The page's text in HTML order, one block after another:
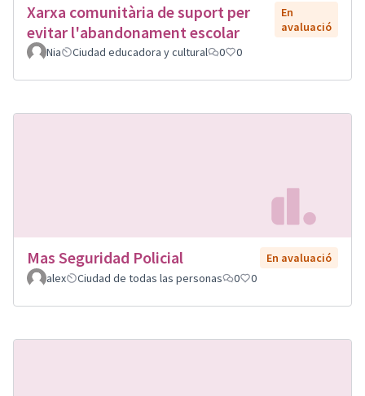
Xarxa comunitària de suport per
evitar l'abandonament escolar
En
avaluació
Nia
Ciudad educadora y cultural 0 0
Mas Seguridad Policial
En avaluació
alex
Ciudad de todas las personas 0 0